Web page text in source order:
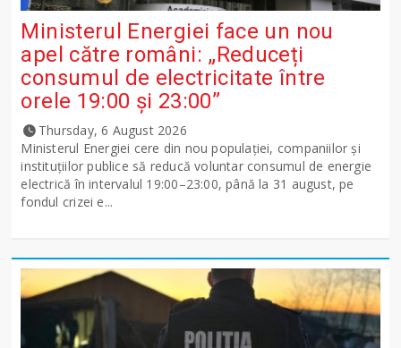
Ministerul Energiei face un nou
apel către români: „Reduceți
consumul de electricitate între
orele 19:00 și 23:00”
Thursday, 6 August 2026
Ministerul Energiei cere din nou populației, companiilor și
instituțiilor publice să reducă voluntar consumul de energie
electrică în intervalul 19:00–23:00, până la 31 august, pe
fondul crizei e...